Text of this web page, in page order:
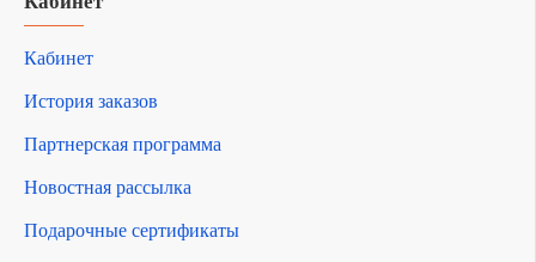
Кабинет
История заказов
Партнерская программа
Новостная рассылка
Подарочные сертификаты